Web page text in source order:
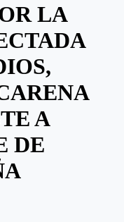
LA
A
DE